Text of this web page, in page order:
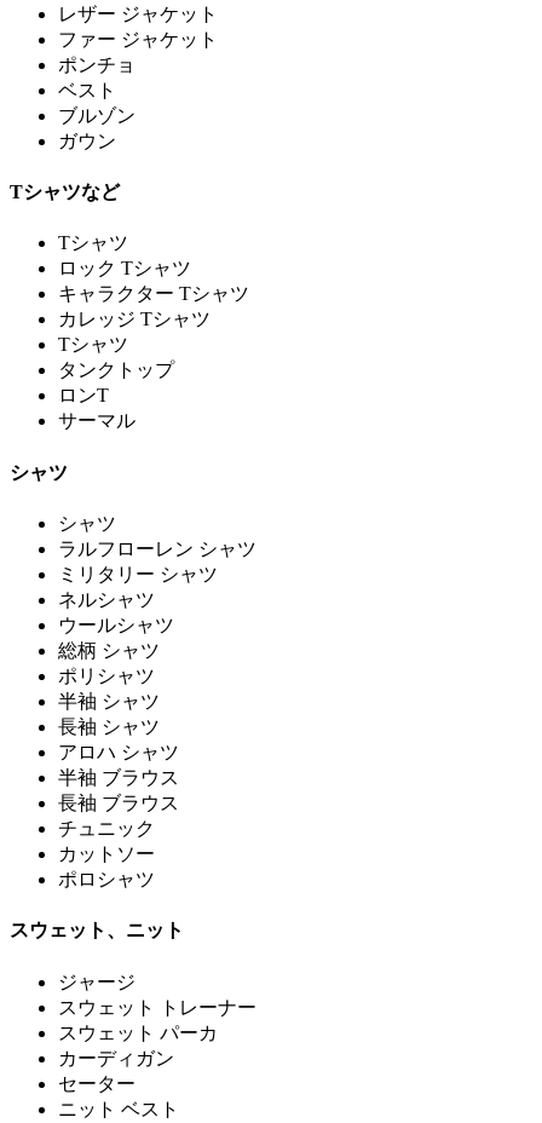
レザー ジャケット
ファー ジャケット
ポンチョ
ベスト
ブルゾン
ガウン
Tシャツなど
Tシャツ
ロック Tシャツ
キャラクター Tシャツ
カレッジ Tシャツ
Tシャツ
タンクトップ
ロンT
サーマル
シャツ
シャツ
ラルフローレン シャツ
ミリタリー シャツ
ネルシャツ
ウールシャツ
総柄 シャツ
ポリシャツ
半袖 シャツ
長袖 シャツ
アロハ シャツ
半袖 ブラウス
長袖 ブラウス
チュニック
カットソー
ポロシャツ
スウェット、ニット
ジャージ
スウェット トレーナー
スウェット パーカ
カーディガン
セーター
ニット ベスト